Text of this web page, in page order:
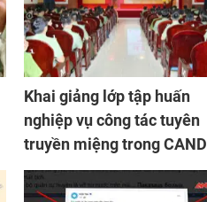
Khai giảng lớp tập huấn
nghiệp vụ công tác tuyên
truyền miệng trong CAND
khu vực các tỉnh phía Bắc